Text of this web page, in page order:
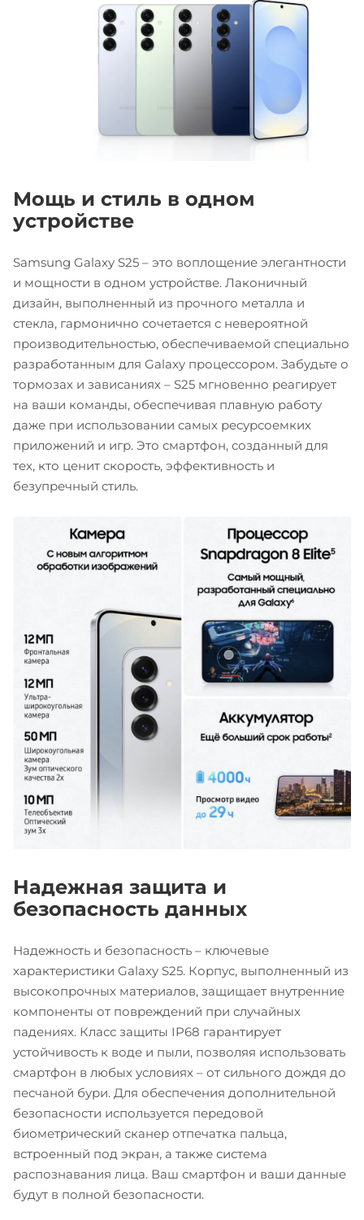
Мощь и стиль в одном
устройстве
Samsung Galaxy S25 – это воплощение элегантности
и мощности в одном устройстве. Лаконичный
дизайн, выполненный из прочного металла и
стекла, гармонично сочетается с невероятной
производительностью, обеспечиваемой специально
разработанным для Galaxy процессором. Забудьте о
тормозах и зависаниях – S25 мгновенно реагирует
на ваши команды, обеспечивая плавную работу
даже при использовании самых ресурсоемких
приложений и игр. Это смартфон, созданный для
тех, кто ценит скорость, эффективность и
безупречный стиль.
Надежная защита и
безопасность данных
Надежность и безопасность – ключевые
характеристики Galaxy S25. Корпус, выполненный из
высокопрочных материалов, защищает внутренние
компоненты от повреждений при случайных
падениях. Класс защиты IP68 гарантирует
устойчивость к воде и пыли, позволяя использовать
смартфон в любых условиях – от сильного дождя до
песчаной бури. Для обеспечения дополнительной
безопасности используется передовой
биометрический сканер отпечатка пальца,
встроенный под экран, а также система
распознавания лица. Ваш смартфон и ваши данные
будут в полной безопасности.